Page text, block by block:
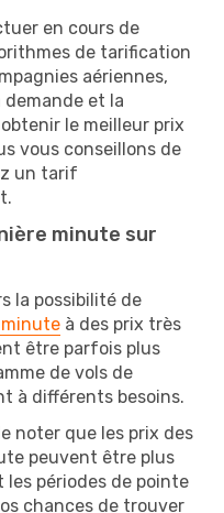
en cours de
de tarification
aériennes,
et la
le meilleur prix
vous conseillons de
un tarif
minute sur
la possibilité de
à des prix très
être parfois plus
de vols de
à différents besoins.
noter que les prix des
peuvent être plus
périodes de pointe
chances de trouver